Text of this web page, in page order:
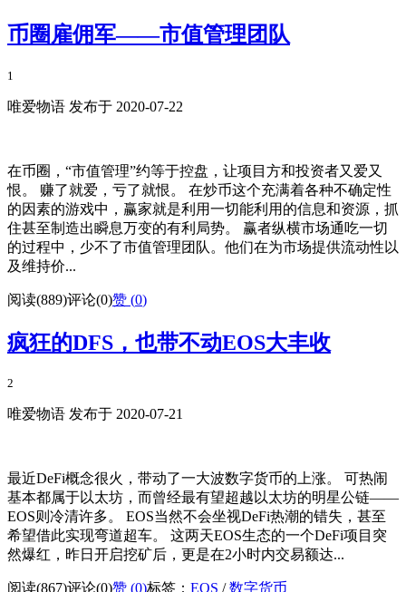
币圈雇佣军——市值管理团队
1
唯爱物语 发布于 2020-07-22
在币圈，“市值管理”约等于控盘，让项目方和投资者又爱又
恨。 赚了就爱，亏了就恨。 在炒币这个充满着各种不确定性
的因素的游戏中，赢家就是利用一切能利用的信息和资源，抓
住甚至制造出瞬息万变的有利局势。 赢者纵横市场通吃一切
的过程中，少不了市值管理团队。他们在为市场提供流动性以
及维持价...
阅读(889)评论(0)赞 (0)
疯狂的DFS，也带不动EOS大丰收
2
唯爱物语 发布于 2020-07-21
最近DeFi概念很火，带动了一大波数字货币的上涨。 可热闹
基本都属于以太坊，而曾经最有望超越以太坊的明星公链——
EOS则冷清许多。 EOS当然不会坐视DeFi热潮的错失，甚至
希望借此实现弯道超车。 这两天EOS生态的一个DeFi项目突
然爆红，昨日开启挖矿后，更是在2小时内交易额达...
阅读(867)评论(0)赞 (0)标签： EOS /数字货币